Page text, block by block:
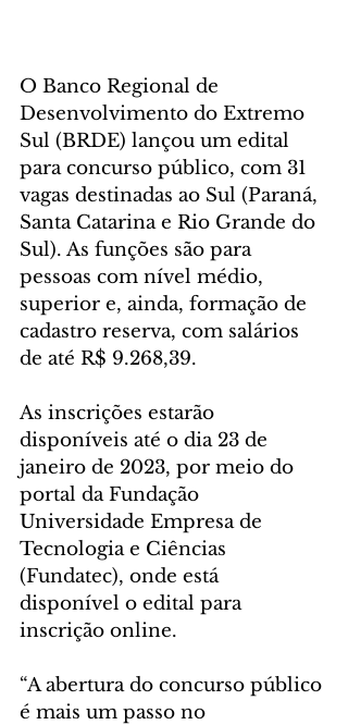
O Banco Regional de
Desenvolvimento do Extremo
Sul (BRDE) lançou um edital
para concurso público, com 31
vagas destinadas ao Sul (Paraná,
Santa Catarina e Rio Grande do
Sul). As funções são para
pessoas com nível médio,
superior e, ainda, formação de
cadastro reserva, com salários
de até R$ 9.268,39.
As inscrições estarão
disponíveis até o dia 23 de
janeiro de 2023, por meio do
portal da Fundação
Universidade Empresa de
Tecnologia e Ciências
(Fundatec), onde está
disponível o edital para
inscrição online.
“A abertura do concurso público
é mais um passo no